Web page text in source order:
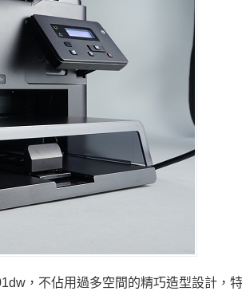
，不佔用過多空間的精巧造型設計，